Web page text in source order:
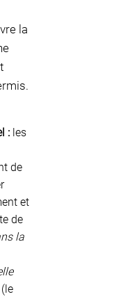
la
: les
de
et
de
la